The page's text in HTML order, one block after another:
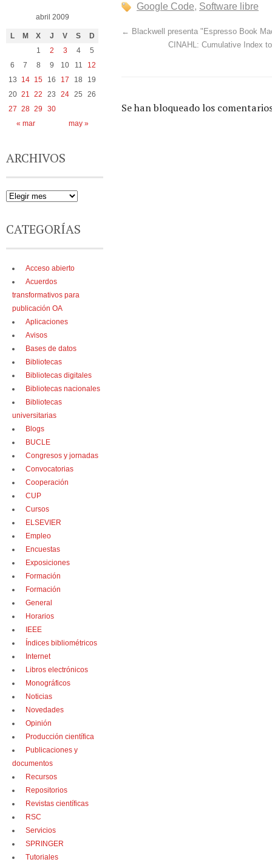
Google Code, Software libre
← Blackwell presenta "Espresso Book
CINAHL: Cumulative Index
Se han bloqueado los
abril 2009
L M X J V S D
« mar may »
1 2 3 4
5
6
7 8 9 10 11
12
13
14 15 16 17 18
19
20 21 22 23 24 25
26
27 28 29 30
ARCHIVOS
CATEGORÍAS
Acceso abierto
Acuerdos
transformativos para
publicación OA
Aplicaciones
Avisos
Bases de datos
Bibliotecas
Bibliotecas digitales
Bibliotecas nacionales
Bibliotecas
universitarias
Blogs
BUCLE
Congresos y jornadas
Convocatorias
Cooperación
CUP
Cursos
ELSEVIER
Empleo
Encuestas
Exposiciones
Formación
Formación
General
Horarios
IEEE
Índices bibliométricos
Internet
Libros electrónicos
Monográficos
Noticias
Novedades
Opinión
Producción científica
Publicaciones y
documentos
Recursos
Repositorios
Revistas científicas
RSC
Servicios
SPRINGER
Tutoriales